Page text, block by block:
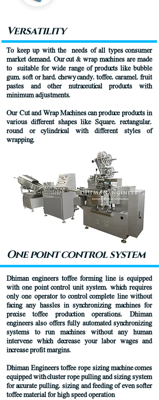
Versatility
To keep up with the needs of all types consumer
market demand, Our cut & wrap machines are made
to suitable for wide range of products like bubble
gum, soft or hard, chewy candy, toffee, caramel, fruit
pastes and other nutraceutical products with
minimum adjustments.
Our Cut and Wrap Machines can produce products in
various different shapes like Square, rectangular,
round or cylindrical with different styles of
wrapping.
One point control system
Dhiman engineers toffee forming line is equipped
with one point control unit system, which requires
only one operator to control complete line without
facing any hassles in synchronizing machines for
precise toffee production operations, Dhiman
engineers also offers fully automated synchronizing
systems to run machines without any human
intervene which decrease your labor wages and
increase profit margins.
Dhiman Engineers toffee rope sizing machine comes
equipped with cluster rope pulling and sizing system
for accurate pulling, sizing and feeding of even softer
toffee material for high speed operation